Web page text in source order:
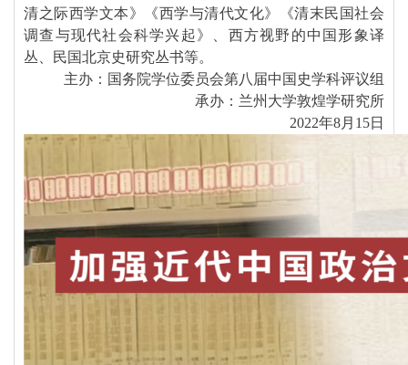
清之际西学文本》《西学与清代文化》《清末民国社会
调查与现代社会科学兴起》、西方视野的中国形象译
丛、民国北京史研究丛书等。
主办：国务院学位委员会第八届中国史学科评议组
承办：兰州大学敦煌学研究所
2022年8月15日